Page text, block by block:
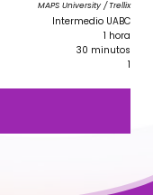
MAPS University / Trellix
Intermedio UABC
1 hora
30 minutos
1